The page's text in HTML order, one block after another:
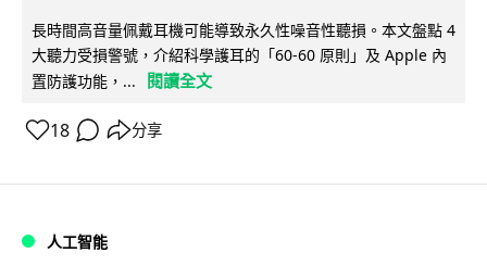
長時間高音量佩戴耳機可能導致永久性噪音性聽損。本文盤點 4
大聽力受損警號，介紹科學護耳的「60-60 原則」及 Apple 內
置防護功能，...
閱讀全文
18 分享
人工智能